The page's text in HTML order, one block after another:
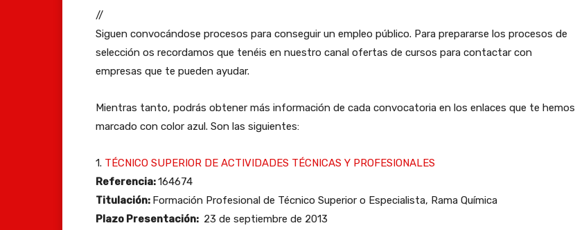
//
Siguen convocándose procesos para conseguir un empleo público. Para prepararse los procesos de
selección os recordamos que tenéis en nuestro canal ofertas de cursos para contactar con
empresas que te pueden ayudar.
Mientras tanto, podrás obtener más información de cada convocatoria en los enlaces que te hemos
marcado con color azul. Son las siguientes:
1. TÉCNICO SUPERIOR DE ACTIVIDADES TÉCNICAS Y PROFESIONALES
Referencia:164674
Titulación: Formación Profesional de Técnico Superior o Especialista, Rama Química
Plazo Presentación: 23 de septiembre de 2013